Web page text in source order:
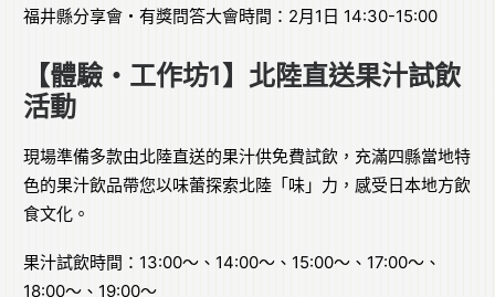
福井縣分享會・有獎問答大會時間：2月1日 14:30-15:00
【體驗・工作坊1】北陸直送果汁試飲
活動
現場準備多款由北陸直送的果汁供免費試飲，充滿四縣當地特
色的果汁飲品帶您以味蕾探索北陸「味」力，感受日本地方飲
食文化。
果汁試飲時間：13:00～、14:00～、15:00〜、17:00〜、
18:00〜、19:00〜